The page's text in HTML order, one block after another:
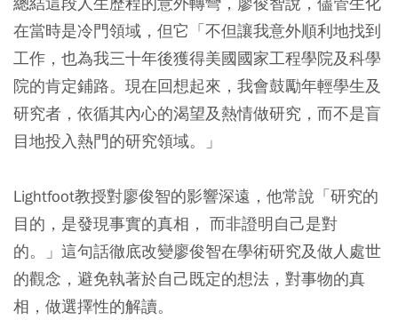
在當時是冷門領域，但它「不但讓我意外順利地找到
工作，也為我三十年後獲得美國國家工程學院及科學
院的肯定鋪路。現在回想起來，我會鼓勵年輕學生及
研究者，依循其內心的渴望及熱情做研究，而不是盲
目地投入熱門的研究領域。」
Lightfoot教授對廖俊智的影響深遠，他常說「研究的
目的，是發現事實的真相， 而非證明自己是對
的。」這句話徹底改變廖俊智在學術研究及做人處世
的觀念，避免執著於自己既定的想法，對事物的真
相，做選擇性的解讀。